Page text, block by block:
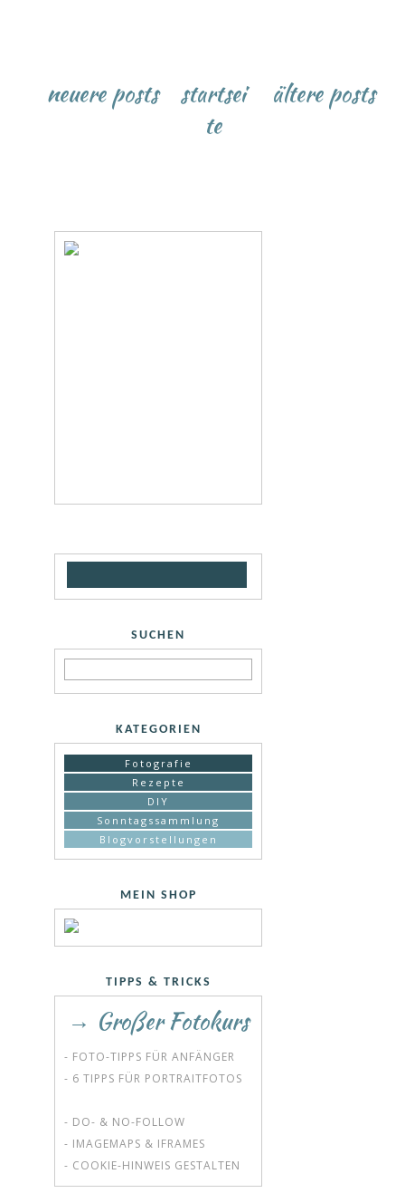
neuere posts ältere posts
startsei
te
SUCHEN
KATEGORIEN
Fotografie
Rezepte
DIY
Sonntagssammlung
Blogvorstellungen
MEIN SHOP
TIPPS & TRICKS
→ Großer Fotokurs
- FOTO-TIPPS FÜR ANFÄNGER
- 6 TIPPS FÜR PORTRAITFOTOS
- DO- & NO-FOLLOW
- IMAGEMAPS & IFRAMES
- COOKIE-HINWEIS GESTALTEN